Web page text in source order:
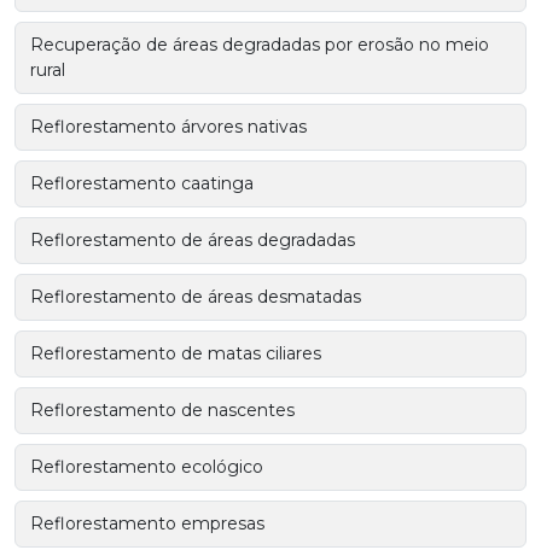
Recuperação de áreas degradadas por erosão no meio
rural
Reflorestamento árvores nativas
Reflorestamento caatinga
Reflorestamento de áreas degradadas
Reflorestamento de áreas desmatadas
Reflorestamento de matas ciliares
Reflorestamento de nascentes
Reflorestamento ecológico
Reflorestamento empresas